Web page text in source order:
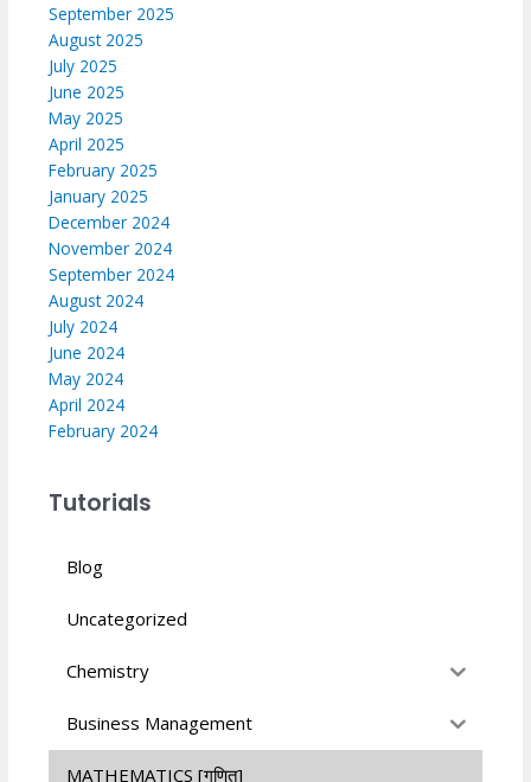
September 2025
August 2025
July 2025
June 2025
May 2025
April 2025
February 2025
January 2025
December 2024
November 2024
September 2024
August 2024
July 2024
June 2024
May 2024
April 2024
February 2024
Tutorials
Blog
Uncategorized
Chemistry
Business Management
MATHEMATICS [गणित]